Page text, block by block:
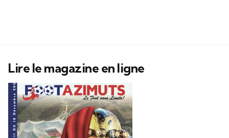
Lire le magazine en ligne